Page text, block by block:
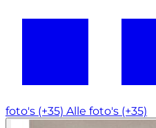
foto's (+35) Alle foto's (+35)